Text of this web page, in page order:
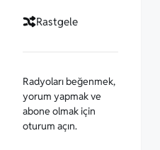
Rastgele
Radyoları beğenmek,
yorum yapmak ve
abone olmak için
oturum açın.